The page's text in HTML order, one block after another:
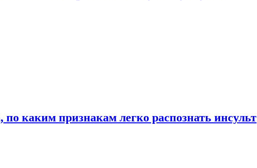
каким признакам легко распознать инсульт